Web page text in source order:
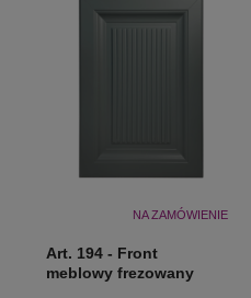
NA ZAMÓWIENIE
Art. 194 - Front
meblowy frezowany